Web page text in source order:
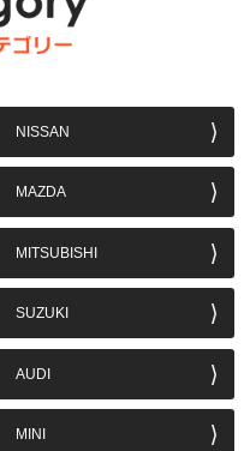
NISSAN
MAZDA
MITSUBISHI
SUZUKI
AUDI
MINI